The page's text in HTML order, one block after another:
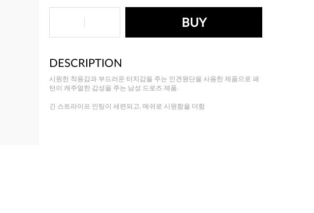
BUY
DESCRIPTION
시원한 착용감과 부드러운 터치감을 주는 인견원단을 사용한 제품으로 패
턴이 캐주얼한 감성을 주는 남성 드로즈 제품.
긴 스트라이프 인팅이 세련되고, 메쉬로 시원함을 더함